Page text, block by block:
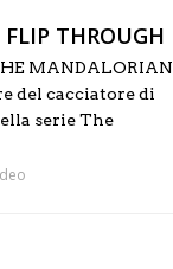
THROUGH
MANDALORIAN
del cacciatore di
serie The